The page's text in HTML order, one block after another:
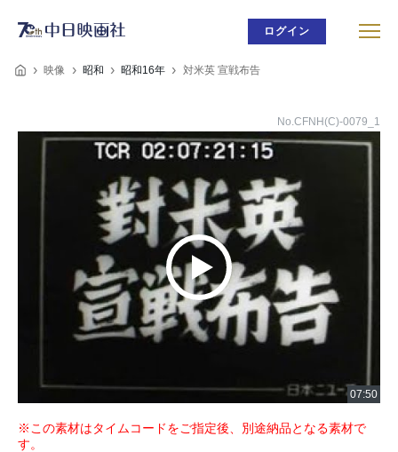
ログイン
映像 昭和 昭和16年 対米英 宣戦布告
No.CFNH(C)-0079_1
※この素材はタイムコードをご指定後、別途納品となる素材で
す。